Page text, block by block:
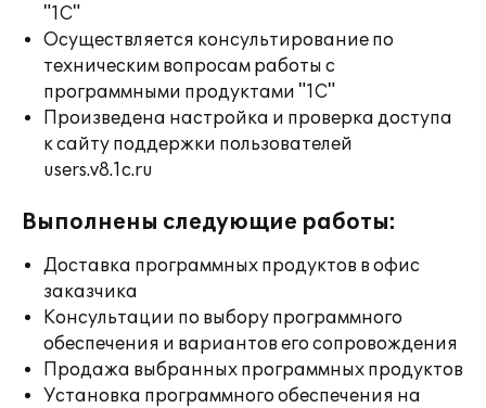
"1С"
Осуществляется консультирование по
техническим вопросам работы с
программными продуктами "1С"
Произведена настройка и проверка доступа
к сайту поддержки пользователей
users.v8.1c.ru
Выполнены следующие работы:
Доставка программных продуктов в офис
заказчика
Консультации по выбору программного
обеспечения и вариантов его сопровождения
Продажа выбранных программных продуктов
Установка программного обеспечения на